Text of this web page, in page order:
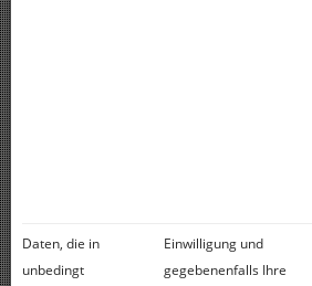
Daten, die in
unbedingt
Einwilligung und
gegebenenfalls Ihre